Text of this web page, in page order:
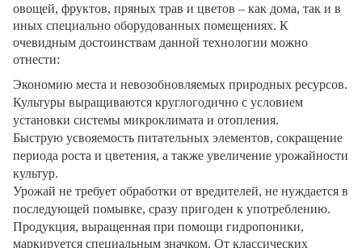
овощей, фруктов, пряных трав и цветов – как дома, так и в
иных специально оборудованных помещениях. К
очевидным достоинствам данной технологии можно
отнести:
Экономию места и невозобновляемых природных ресурсов.
Культуры выращиваются круглогодично с условием
установки системы микроклимата и отопления.
Быструю усвояемость питательных элементов, сокращение
периода роста и цветения, а также увеличение урожайности
культур.
Урожай не требует обработки от вредителей, не нуждается в
последующей помывке, сразу пригоден к употреблению.
Продукция, выращенная при помощи гидропоники,
маркируется специальным значком. От классических